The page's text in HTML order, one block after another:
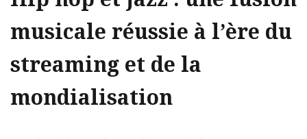
musicale réussie à l’ère du
streaming et de la
mondialisation